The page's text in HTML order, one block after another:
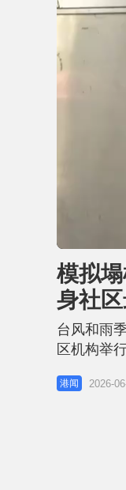
n
u
t
e
模拟
身社
台风和雨
区机构举
人等突发
演练中，
港闻 2026-